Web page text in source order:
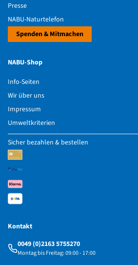
Presse
NABU-Naturtelefon
Spenden & Mitmachen
NABU-Shop
Info-Seiten
Wir über uns
Impressum
Umweltkriterien
Sicher bezahlen & bestellen
Kontakt
0049 (0)2163 5755270
Montag bis Freitag: 09:00 - 17:00